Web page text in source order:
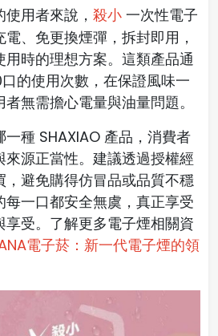
用者來說， 殺小 一次性電子
、免更換煙彈，拆封即用，
時的理想方案。這類產品通
的使用次數，在保證風味一
無需擔心電量與油量問題。
種 SHAXIAO 產品，消費者
源正當性。建議透過授權經
避免購得仿冒品或品質不穩
每一口都安全無虞，真正享受
受。 了解更多電子煙相關資
電子菸：新一代電子煙的領